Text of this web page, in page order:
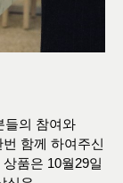
들의 참여와
함께 하여주신
품은 10월29일